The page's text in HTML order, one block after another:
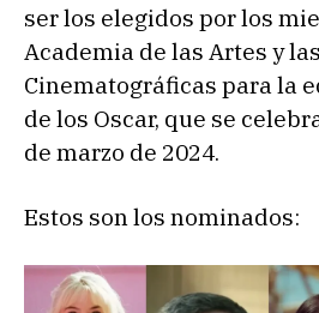
ser los elegidos por los
Academia de las Artes y
Cinematográficas para la
de los Oscar, que se
de marzo de 2024.
Estos son los nominados: